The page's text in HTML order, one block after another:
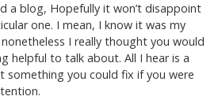
a blog, Hopefully it won’t disappoint
one. I mean, I know it was my
I really thought you would
helpful to talk about. All I hear is a
something you could fix if you were